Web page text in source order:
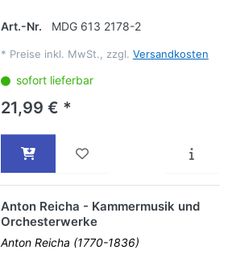
Art.-Nr. MDG 613 2178-2
* Preise inkl. MwSt., zzgl. Versandkosten
sofort lieferbar
21,99 € *
Anton Reicha - Kammermusik und
Orchesterwerke
Anton Reicha (1770-1836)